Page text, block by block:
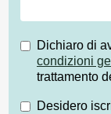
Dichiaro di
condizioni
trattamento
Desidero